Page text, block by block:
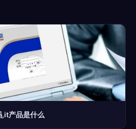
产品是什么